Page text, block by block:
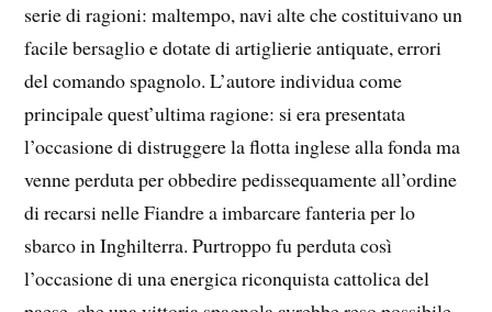
serie di ragioni: maltempo, navi alte che costituivano un
facile bersaglio e dotate di artiglierie antiquate, errori
del comando spagnolo. L’autore individua come
principale quest’ultima ragione: si era presentata
l’occasione di distruggere la flotta inglese alla fonda ma
venne perduta per obbedire pedissequamente all’ordine
di recarsi nelle Fiandre a imbarcare fanteria per lo
sbarco in Inghilterra. Purtroppo fu perduta così
l’occasione di una energica riconquista cattolica del